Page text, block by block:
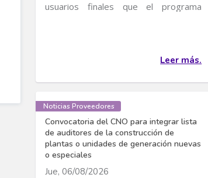
usuarios finales que el programa
Leer más.
Noticias Proveedores
Convocatoria del CNO para integrar lista
de auditores de la construcción de
plantas o unidades de generación nuevas
o especiales
Jue, 06/08/2026